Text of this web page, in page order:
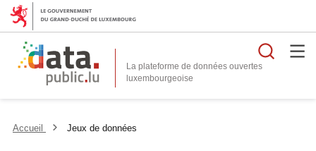
La plateforme de données ouvertes
Accueil Jeux de données